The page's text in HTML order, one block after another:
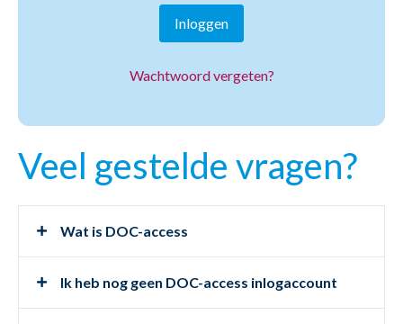
Inloggen
Wachtwoord vergeten?
Veel gestelde vragen?
Wat is DOC-access
Ik heb nog geen DOC-access inlogaccount